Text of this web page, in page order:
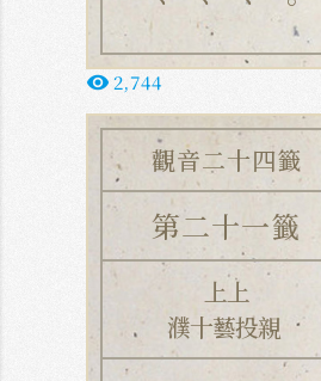
remove_red_eye 2,744
觀音二十四籤
第二十一籤
上上
濮十藝投親